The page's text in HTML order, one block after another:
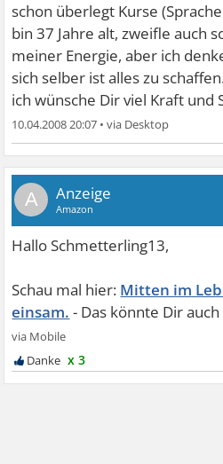
schon überlegt Kurse
bin 37 Jahre alt, zweifle auch
meiner Energie, aber ich
sich selber ist alles zu
ich wünsche Dir viel Kraft und
10.04.2008 20:07 •
A
Mitten im
einsam.
x 3